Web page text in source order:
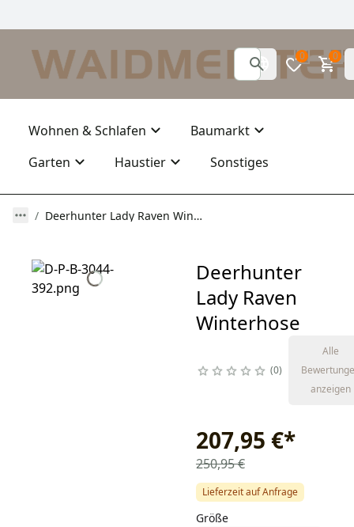
0 0
Wohnen & Schlafen
Baumarkt
Garten
Haustier Sonstiges
Deerhunter Lady Raven Winterhose
Deerhunter
Lady Raven
Winterhose
0
Alle
anzeigen
207,95 €*
250,95 €
Lieferzeit auf Anfrage
Größe